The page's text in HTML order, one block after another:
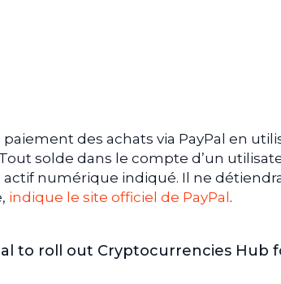
des achats via PayPal en
solde dans le compte d’un
numérique indiqué. Il ne
indique le site officiel de PayPal .
to roll out Cryptocurrencies Hub